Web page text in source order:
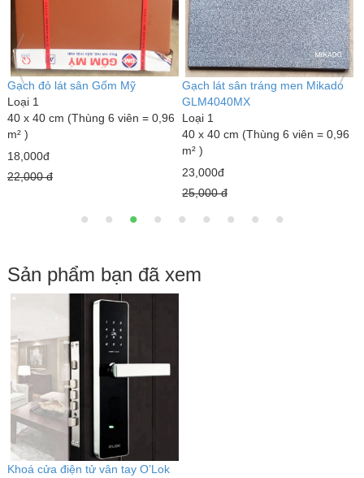
Gạch đỏ lát sân Gốm Mỹ
Loại 1
40 x 40 cm (Thùng 6 viên = 0,96
m² )
18,000đ
22,000 đ
Gạch lát sân tráng men Mikado
GLM4040MX
Loại 1
40 x 40 cm (Thùng 6 viên = 0,96
m² )
23,000đ
25,000 đ
Sản phẩm bạn đã xem
Khoá cửa điện tử vân tay O’Lok